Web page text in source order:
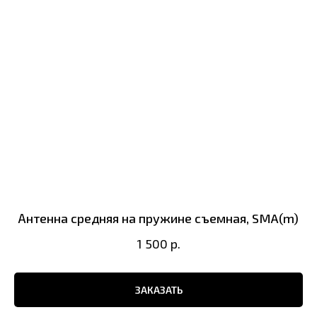
Антенна средняя на пружине съемная, SMA(m)
1 500 р.
ЗАКАЗАТЬ